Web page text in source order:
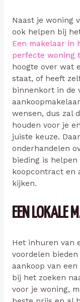
Naast je woning
ook helpen bij
Een makelaar in
perfecte woning
hoogte over wat
staat, of heeft
binnenkort in de
wensen, dus zal
houden voor je
juiste keuze.
onderhandelen
bieding is
koopcontract en
kijken.
EEN LOKALE
Het inhuren van
voordelen
aankoop van
bij het zoeken
voor je woning,